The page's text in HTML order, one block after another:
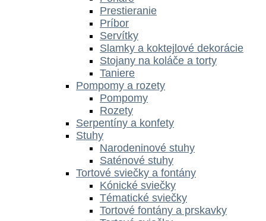
Prestieranie
Príbor
Servítky
Slamky a koktejlové dekorácie
Stojany na koláče a torty
Taniere
Pompomy a rozety
Pompomy
Rozety
Serpentíny a konfety
Stuhy
Narodeninové stuhy
Saténové stuhy
Tortové sviečky a fontány
Kónické sviečky
Tématické sviečky
Tortové fontány a prskavky